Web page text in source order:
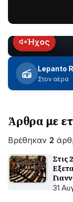
Ναυπάκτου
εδώ
και
περίπου
δύο
ώρες
εξέλιξη
οι
εργασίες
ΔΕΔΔΗΕ
για
την
αποκατάσταση
LIVEΉχος
Lepanto
Στον αέρα
Άρθρα με
Βρέθηκαν 2
Στις
31